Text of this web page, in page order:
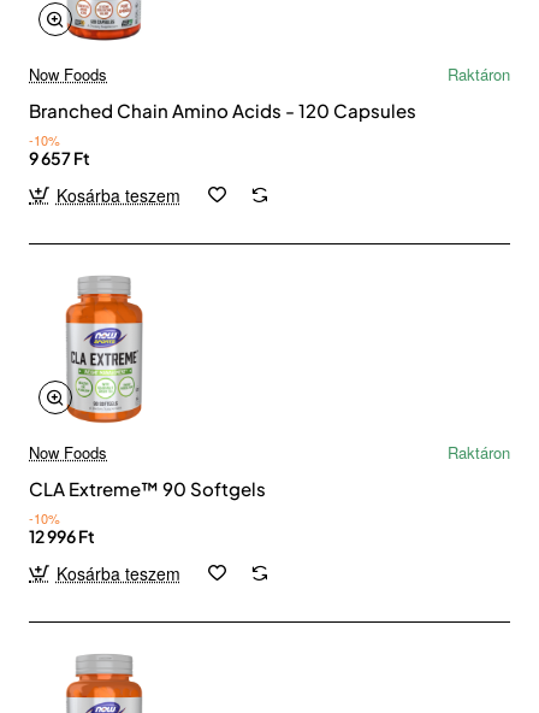
Now Foods
Raktáron
Branched Chain Amino Acids - 120 Capsules
-10%
9 657 Ft
Kosárba teszem
Now Foods
Raktáron
CLA Extreme™ 90 Softgels
-10%
12 996 Ft
Kosárba teszem